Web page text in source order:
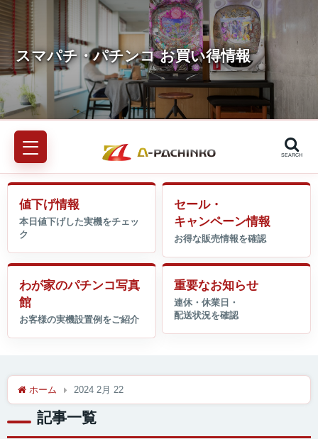
SEARCH
値下げ情報
セール・
キャンペーン情報
わが家のパチンコ写真
館
重要なお知らせ
ホーム 2024 2月 22
記事一覧